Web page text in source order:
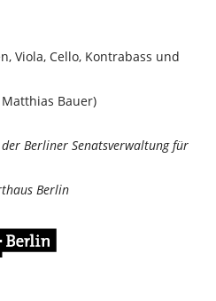
Viola, Cello, Kontrabass und
Bauer)
Berliner Senatsverwaltung für
Berlin